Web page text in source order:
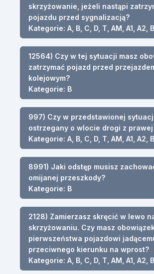
skrzyżowanie, jeżeli nastąpi
pojazdu przed sygnalizacją?
Kategorie: A, B, C, D, T, AM, A1, A2,
12564) Czy w tej sytuacji masz
zatrzymać pojazd przed
kolejowym?
Kategorie: B
997) Czy w przedstawionej
ostrzegany o wlocie drogi z
Kategorie: A, B, C, D, T, AM, A1, A2,
8991) Jaki odstęp musisz
omijanej przeszkody?
Kategorie: B
2128) Zamierzasz skręcić w lewo
skrzyżowaniu. Czy masz
pierwszeństwa pojazdowi
przeciwnego kierunku na wprost?
Kategorie: A, B, C, D, T, AM, A1, A2,